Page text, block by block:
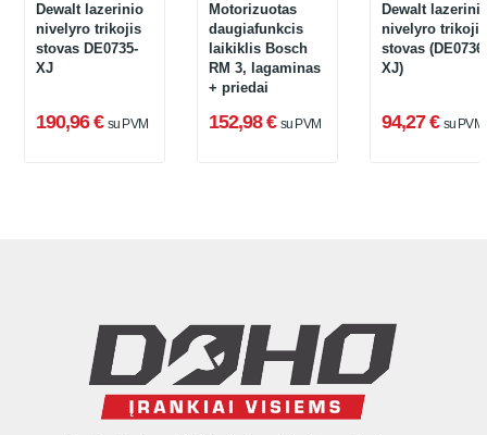
Dewalt lazerinio
nivelyro trikojis
stovas DE0735-
XJ
190,96 € su PVM
Motorizuotas
daugiafunkcis
laikiklis Bosch
RM 3, lagaminas
+ priedai
152,98 € su PVM
Dewalt
nivelyro trikojis
stovas (DE0736-
XJ)
94,27 € su PVM